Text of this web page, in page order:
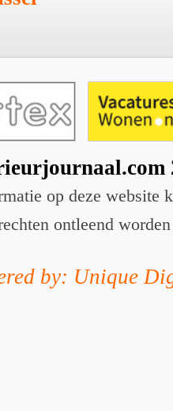
op deze website
ontleend worden
by: Unique